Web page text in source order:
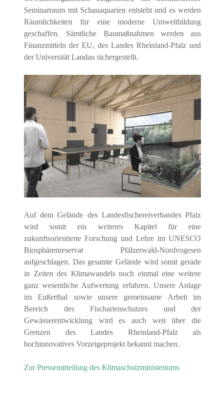
Seminarraum mit Schauaquarien entsteht und es werden
Räumlichkeiten für eine moderne Umweltbildung
geschaffen. Sämtliche Baumaßnahmen werden aus
Finanzmitteln der EU, des Landes Rheinland-Pfalz und
der Universität Landau sichergestellt.
Auf dem Gelände des Landesfischereiverbandes Pfalz
wird somit ein weiteres Kapitel für eine
zukunftsorientierte Forschung und Lehre im UNESCO
Biosphärenreservat Pfälzerwald-Nordvogesen
aufgeschlagen. Das gesamte Gelände wird somit gerade
in Zeiten des Klimawandels noch einmal eine weitere
ganz wesentliche Aufwertung erfahren. Unsere Anlage
im Eußerthal sowie unsere gemeinsame Arbeit im
Bereich des Fischartenschutzes und der
Gewässerentwicklung wird es auch weit über die
Grenzen des Landes Rheinland-Pfalz als
hochinnovatives Vorzeigeprojekt bekannt machen.
Zur Pressemitteilung des Klimaschutzministeriums